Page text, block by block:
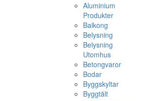
Aluminium
Produkter
Balkong
Belysning
Belysning
Utomhus
Betongvaror
Bodar
Byggskyltar
Byggtält